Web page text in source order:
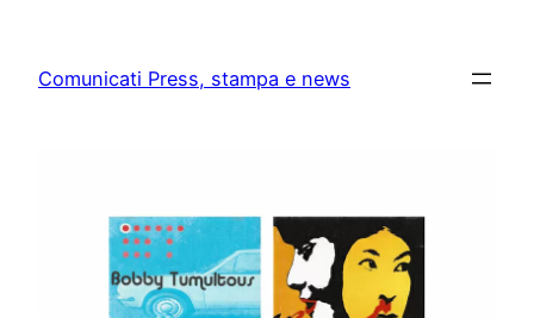
content
Comunicati Press, stampa e news